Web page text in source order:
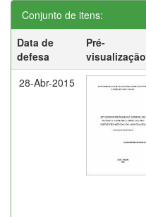
Conjunto de itens:
Data de
defesa
Pré-
visualização
28-Abr-2015